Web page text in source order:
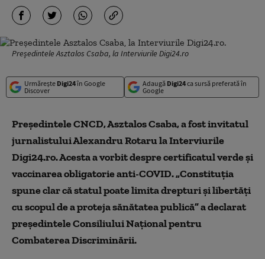
Președintele Asztalos Csaba, la Interviurile Digi24.ro
Urmărește Digi24în Google
Discover
Adaugă Digi24ca sursă preferată în
Google
Președintele CNCD, Asztalos Csaba, a fost invitatul
jurnalistului Alexandru Rotaru la Interviurile
Digi24.ro. Acesta a vorbit despre certificatul verde și
vaccinarea obligatorie anti-COVID. „Constituția
spune clar că statul poate limita drepturi și libertăți
cu scopul de a proteja sănătatea publică” a declarat
președintele Consiliului Național pentru
Combaterea Discriminării.